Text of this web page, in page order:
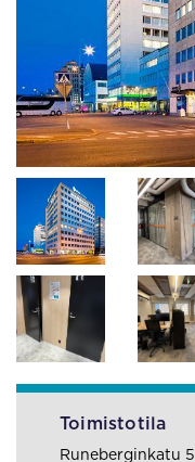
Toimistotila
Runeberginkatu 5